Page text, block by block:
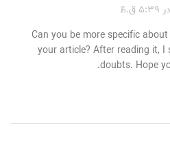
Can you be more specific
your article? After reading it, I
doubts. Hope